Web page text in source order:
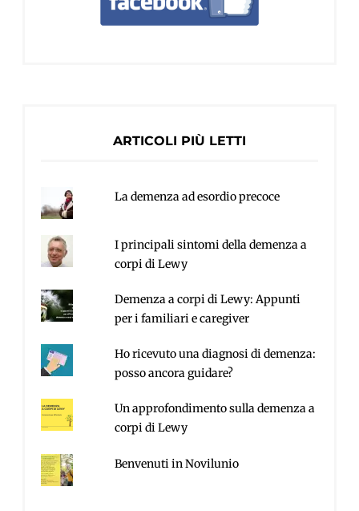
ARTICOLI PIÙ LETTI
La demenza ad esordio precoce
I principali sintomi della demenza a
corpi di Lewy
Demenza a corpi di Lewy: Appunti
per i familiari e caregiver
Ho ricevuto una diagnosi di demenza:
posso ancora guidare?
Un approfondimento sulla demenza a
corpi di Lewy
Benvenuti in Novilunio